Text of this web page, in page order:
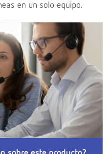
en un solo equipo.